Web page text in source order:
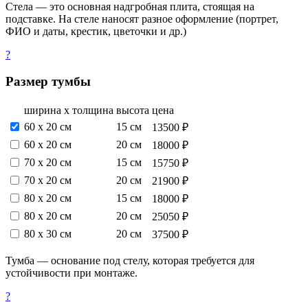
Стела — это основная надгробная плита, стоящая на
подставке. На стеле наносят разное оформление (портрет,
ФИО и даты, крестик, цветочки и др.)
?
Размер тумбы
ширина х толщина высота цена
60 х 20 см
15 см
13500 ₽
60 х 20 см
20 см
18000 ₽
70 х 20 см
15 см
15750 ₽
70 х 20 см
20 см
21900 ₽
80 х 20 см
15 см
18000 ₽
80 х 20 см
20 см
25050 ₽
80 х 30 см
20 см 37500 ₽
Тумба — основание под стелу, которая требуется для
устойчивости при монтаже.
?